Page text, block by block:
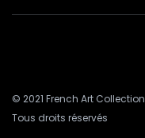
© 2021 French Art Collection
Tous droits réservés